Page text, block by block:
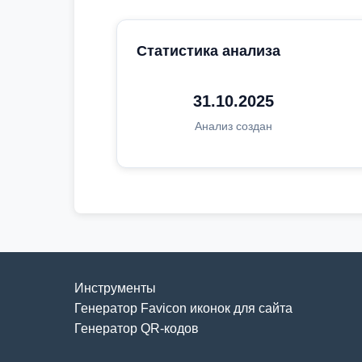
Статистика анализа
31.10.2025
Анализ создан
Инструменты
Генератор Favicon иконок для сайта
Генератор QR-кодов